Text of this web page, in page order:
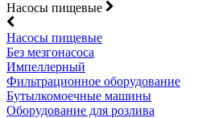
Насосы пищевые
Насосы пищевые
Без мезгонасоса
Импеллерный
Фильтрационное оборудование
Бутылкомоечные машины
Оборудование для розлива